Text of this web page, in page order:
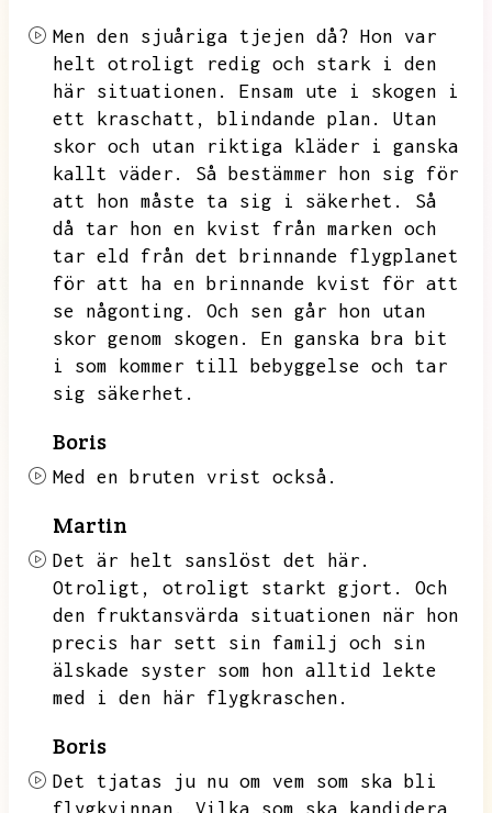
Men den sjuåriga tjejen då? Hon var
helt otroligt redig och stark i den
här situationen.
Ensam ute i skogen i
ett kraschatt,
blindande plan.
Utan
skor och utan riktiga kläder i ganska
kallt väder.
Så bestämmer hon sig för
att hon måste ta sig i säkerhet.
Så
då tar hon en kvist från marken och
tar eld från det brinnande flygplanet
för att ha en brinnande kvist för att
se någonting.
Och sen går hon utan
skor genom skogen.
En ganska bra bit
i som kommer till bebyggelse och tar
sig säkerhet.
Boris
Med en bruten vrist också.
Martin
Det är helt sanslöst det här.
Otroligt,
otroligt starkt gjort.
Och
den fruktansvärda situationen när hon
precis har sett sin familj och sin
älskade syster som hon alltid lekte
med i den här flygkraschen.
Boris
Det tjatas ju nu om vem som ska bli
flygkvinnan.
Vilka som ska kandidera